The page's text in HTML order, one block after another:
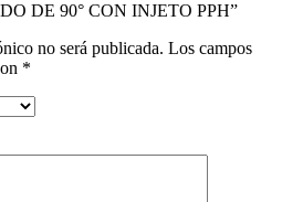
DE 90° CON INJETO PPH”
no será publicada. Los campos
*